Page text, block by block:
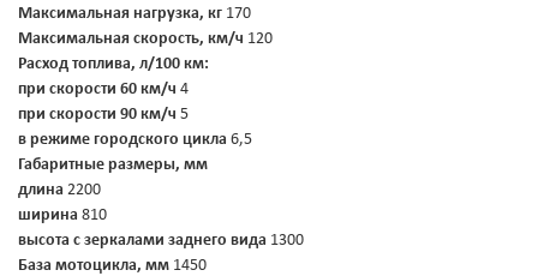
Максимальная нагрузка, кг 170
Максимальная скорость, км/ч 120
Расход топлива, л/100 км:
при скорости 60 км/ч 4
при скорости 90 км/ч 5
в режиме городского цикла 6,5
Габаритные размеры, мм
длина 2200
ширина 810
высота с зеркалами заднего вида 1300
База мотоцикла, мм 1450